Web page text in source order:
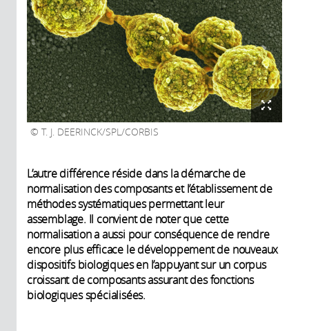
organisées par le CNRS à Grenoble.
recherche au
laboratoire
d’anthropologie
sociale
Gilles Truan,
Chercheur au
Laboratoire
des Procédés au
sein de l’équipe «
Ingénierie
Moléculaire et
Métabolique »
T. J. DEERINCK/SPL/CORBIS
L’autre différence réside dans la démarche de
normalisation des composants et l’établissement de
méthodes systématiques permettant leur
assemblage. Il convient de noter que cette
normalisation a aussi pour conséquence de rendre
encore plus efficace le développement de nouveaux
dispositifs biologiques en l’appuyant sur un corpus
croissant de composants assurant des fonctions
biologiques spécialisées.